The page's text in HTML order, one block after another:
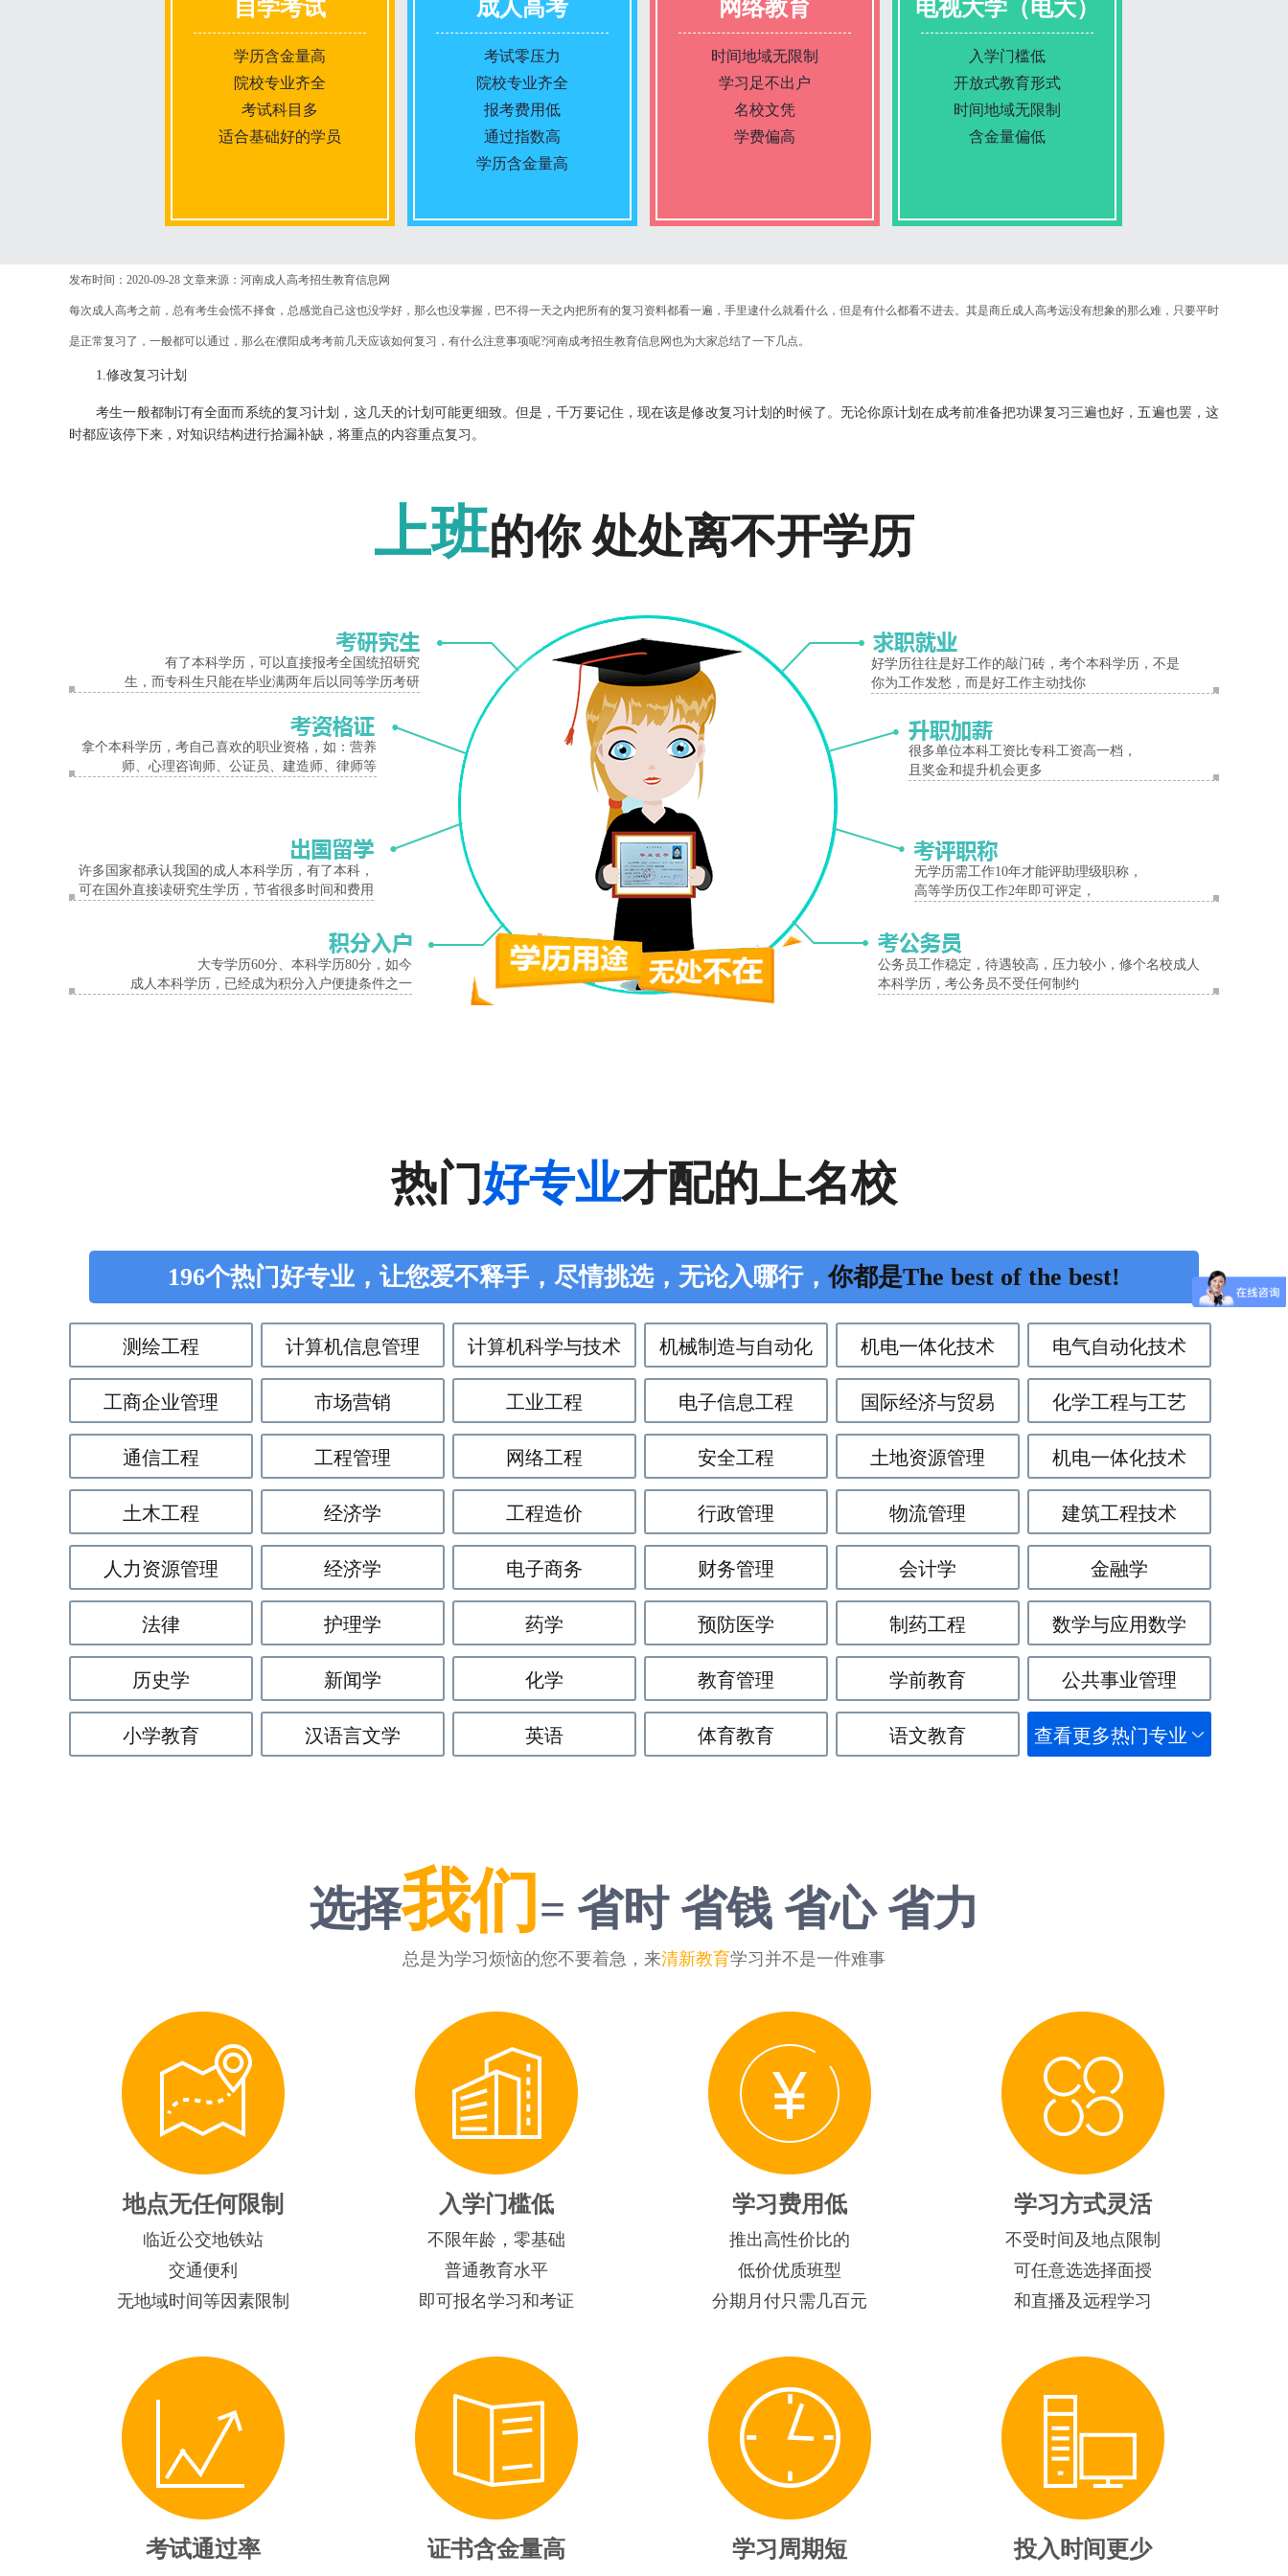
自学考试
学历含金量高
院校专业齐全
考试科目多
适合基础好的学员
报名条件
考试时间
成人高考
考试零压力
院校专业齐全
报考费用低
通过指数高
学历含金量高
网络教育
时间地域无限制
学习足不出户
名校文凭
学费偏高
电视大学（电大）
入学门槛低
开放式教育形式
时间地域无限制
含金量偏低
发布时间：2020-09-28 文章来源：河南成人高考招生教育信息网
每次成人高考之前，总有考生会慌不择食，总感觉自己这也没学好，那么也没掌握，巴不得一天之内把所有的复习资料都看一遍，手里逮什么就看什么，但是有什么都看不进去。其是商丘成人高考远没有想象的那么难，只要平时
是正常复习了，一般都可以通过，那么在濮阳成考考前几天应该如何复习，有什么注意事项呢?河南成考招生教育信息网也为大家总结了一下几点。
1.修改复习计划
考生一般都制订有全面而系统的复习计划，这几天的计划可能更细致。但是，千万要记住，现在该是修改复习计划的时候了。无论你原计划在成考前准备把功课复习三遍也好，五遍也罢，这
时都应该停下来，对知识结构进行拾漏补缺，将重点的内容重点复习。
过分放松和过分紧张都是不对的。调整状态，保持规律。平和的心理状态，正常的精神规律是在成考中取得理想成绩的重要条件。要做到这一点，在成考期间保持充足的睡眠和正常的体内生
物钟是非常重要的。因此，要尽量保持平常的生活作息时间的规律。然而还是有许多考生在这个时候，会出现焦虑不安、担心考不好等心理负担过重现象。不要总是想着考不好，因为越是担心考
不好，造成心理紧张就越是考不好。此时要相信自己，尽力就好，至于考试结果则不必再去多想。要以平常心对待，不要对自己太苛求。
考试前几天里，要充分休息好，睡眠时间要比以往多1到2个小时，质量要提高，把精神恢复过来，是非常必要的。考试前一天不要做剧烈运动和活动，不要去离家远的地方。适当的放松和休
4.注意饮食卫生
成考前几天，除了合理地调剂好一日三餐外，还要特别注意饮食卫生，饮食清谈，适量饮水。考试期间的饮食原则是：清淡、营养、安全。注意饮食起居，预防感冒、腹泻等疾病的突发，多
补充一些优质的蛋白质食品，有助于增强体力的记忆力。考生感到紧张时，可以喝一点淡的糖盐水，以缓解紧张情绪。
河南商丘成考报名即将开始，有想通过成考提升学历的考生可以开始准备啦，小编也预祝大家可以金榜题名!
上班的你 处处离不开学历
有了本科学历，可以直接报考全国统招研究
生，而专科生只能在毕业满两年后以同等学历考研
拿个本科学历，考自己喜欢的职业资格，如：营养
师、心理咨询师、公证员、建造师、律师等
许多国家都承认我国的成人本科学历，有了本科，
可在国外直接读研究生学历，节省很多时间和费用
大专学历60分、本科学历80分，如今
成人本科学历，已经成为积分入户便捷条件之一
好学历往往是好工作的敲门砖，考个本科学历，不是
你为工作发愁，而是好工作主动找你
很多单位本科工资比专科工资高一档，
且奖金和提升机会更多
无学历需工作10年才能评助理级职称，
高等学历仅工作2年即可评定，
公务员工作稳定，待遇较高，压力较小，修个名校成人
本科学历，考公务员不受任何制约
热门好专业才配的上名校
196个热门好专业，让您爱不释手，尽情挑选，无论入哪行，你都是The best of the best!
测绘工程 计算机信息管理 计算机科学与技术 机械制造与自动化 机电一体化技术 电气自动化技术
工商企业管理 市场营销 工业工程 电子信息工程 国际经济与贸易 化学工程与工艺
通信工程 工程管理 网络工程 安全工程 土地资源管理 机电一体化技术
土木工程 经济学 工程造价 行政管理 物流管理 建筑工程技术
人力资源管理 经济学 电子商务 财务管理 会计学 金融学
法律 护理学 药学 预防医学 制药工程 数学与应用数学
历史学 新闻学 化学 教育管理 学前教育 公共事业管理
小学教育 汉语言文学 英语 体育教育 语文教育 查看更多热门专业
选择我们 = 省时 省钱 省心 省力
总是为学习烦恼的您不要着急，来清新教育学习并不是一件难事
地点无任何限制
临近公交地铁站
交通便利
无地域时间等因素限制
入学门槛低
不限年龄，零基础
普通教育水平
即可报名学习和考证
学习费用低
推出高性价比的
低价优质班型
分期月付只需几百元
学习方式灵活
不受时间及地点限制
可任意选选择面授
和直播及远程学习
考试通过率 证书含金量高 学习周期短 投入时间更少